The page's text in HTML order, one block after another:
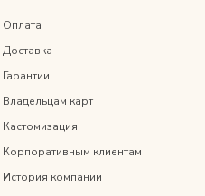
Оплата
Доставка
Гарантии
Владельцам карт
Кастомизация
Корпоративным клиентам
История компании